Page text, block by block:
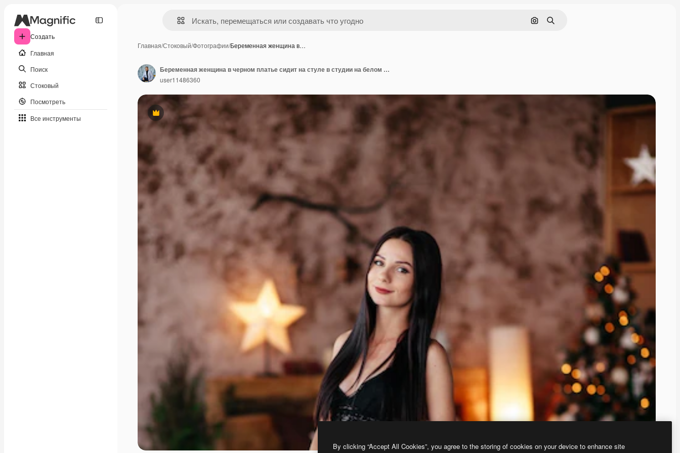
Создать
Главная
Поиск
Стоковый
Посмотреть
Все инструменты
Поиск по изображению
Поиск
Главная/Стоковый/Фотографии/Беременная женщина в…
Премиум
Беременная женщина в черном платье сидит на стуле в студии на белом фоне
user11486360
By clicking “Accept All Cookies”, you agree to the storing of cookies on your device to enhance site